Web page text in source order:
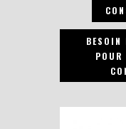
BESOIN